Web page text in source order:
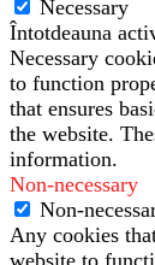
Necessary
Întotdeauna
Necessary
to function
that ensures
the website.
information.
Non-necessary
Non-
Any cookies
website to